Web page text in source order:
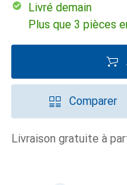
Livré demain
Plus que 3 pièces
Comparer
Livraison gratuite à